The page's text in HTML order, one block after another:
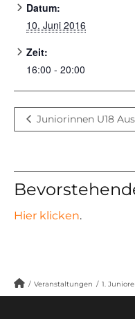
Datum:
10. Juni 2016
Zeit:
16:00 - 20:00
Juniorinnen U18
Hier klicken.
/ Veranstaltungen / 1.